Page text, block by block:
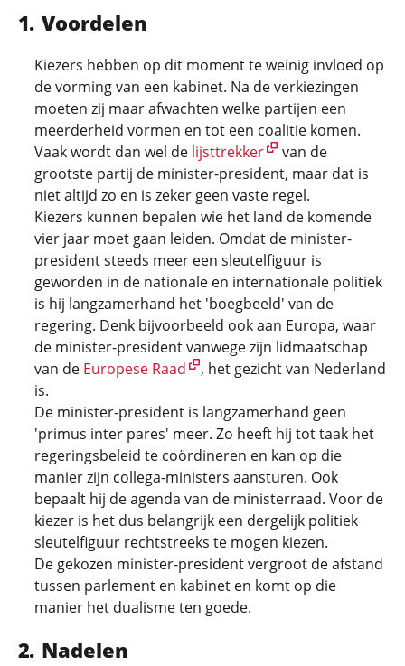
Voordelen
Kiezers hebben op dit moment te weinig invloed op
de vorming van een kabinet. Na de verkiezingen
moeten zij maar afwachten welke partijen een
meerderheid vormen en tot een coalitie komen.
Vaak wordt dan wel de lijsttrekker
van de
grootste partij de minister-president, maar dat is
niet altijd zo en is zeker geen vaste regel.
Kiezers kunnen bepalen wie het land de komende
vier jaar moet gaan leiden. Omdat de minister-
president steeds meer een sleutelfiguur is
geworden in de nationale en internationale politiek
is hij langzamerhand het 'boegbeeld' van de
regering. Denk bijvoorbeeld ook aan Europa, waar
de minister-president vanwege zijn lidmaatschap
van de Europese Raad
, het gezicht van Nederland
is.
De minister-president is langzamerhand geen
'primus inter pares' meer. Zo heeft hij tot taak het
regeringsbeleid te coördineren en kan op die
manier zijn collega-ministers aansturen. Ook
bepaalt hij de agenda van de ministerraad. Voor de
kiezer is het dus belangrijk een dergelijk politiek
sleutelfiguur rechtstreeks te mogen kiezen.
De gekozen minister-president vergroot de afstand
tussen parlement en kabinet en komt op die
manier het dualisme ten goede.
Nadelen